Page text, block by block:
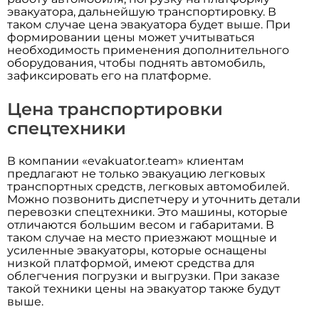
эвакуатора, дальнейшую транспортировку. В
таком случае цена эвакуатора будет выше. При
формировании цены может учитываться
необходимость применения дополнительного
оборудования, чтобы поднять автомобиль,
зафиксировать его на платформе.
Цена транспортировки
спецтехники
В компании «evakuator.team» клиентам
предлагают не только эвакуацию легковых
транспортных средств, легковых автомобилей.
Можно позвонить диспетчеру и уточнить детали
перевозки спецтехники. Это машины, которые
отличаются большим весом и габаритами. В
таком случае на место приезжают мощные и
усиленные эвакуаторы, которые оснащены
низкой платформой, имеют средства для
облегчения погрузки и выгрузки. При заказе
такой техники цены на эвакуатор также будут
выше.